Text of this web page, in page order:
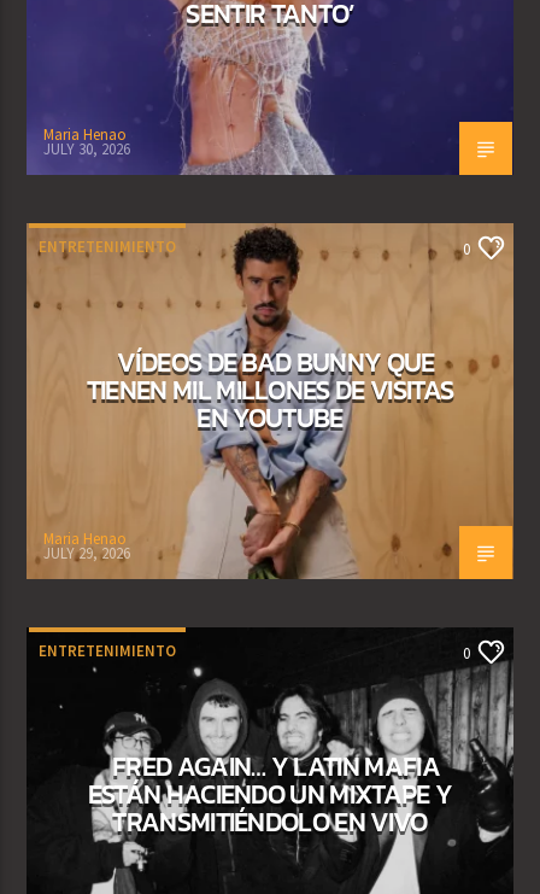
SENTIR TANTO’
Maria Henao
JULY 30, 2026
ENTRETENIMIENTO 0
VÍDEOS DE BAD BUNNY QUE
TIENEN MIL MILLONES DE VISITAS
EN YOUTUBE
Maria Henao
JULY 29, 2026
ENTRETENIMIENTO 0
FRED AGAIN… Y LATIN MAFIA
ESTÁN HACIENDO UN MIXTAPE Y
TRANSMITIÉNDOLO EN VIVO